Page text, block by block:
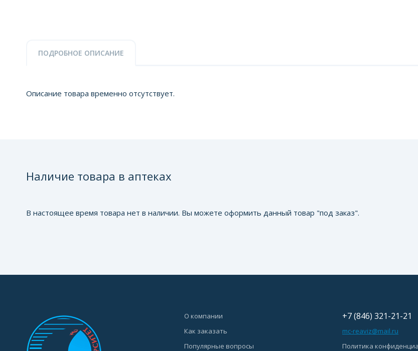
ПОДРОБНОЕ ОПИСАНИЕ
Описание товара временно отсутствует.
Наличие товара в аптеках
В настоящее время товара нет в наличии. Вы можете оформить данный товар "под заказ".
О компании
Как заказать
Популярные вопросы
+7 (846) 321-21-21
mc-reaviz@mail.ru
Политика